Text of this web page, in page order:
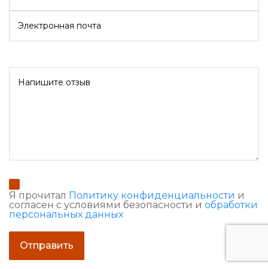
Я прочитал Политику конфиденциальности и
согласен с условиями безопасности и обработки
персональных данных
Отправить